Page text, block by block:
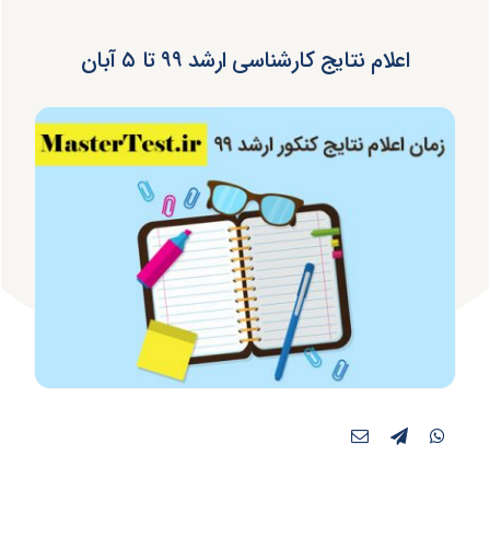
اعلام نتایج کارشناسی ارشد ۹۹ تا ۵ آبان